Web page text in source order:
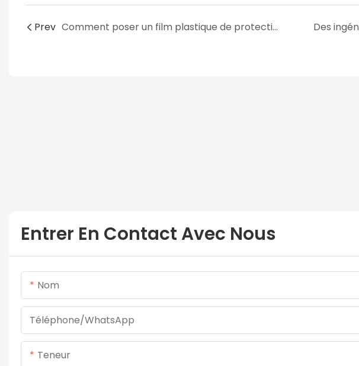
Prev Comment poser un film plastique de protection ?
Entrer En Contact Avec Nous
Nom
Téléphone/WhatsApp
Teneur